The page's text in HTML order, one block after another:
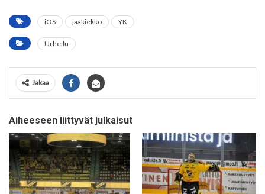
iOS jääkiekko YK
Urheilu
Jakaa
Aiheeseen liittyvät julkaisut